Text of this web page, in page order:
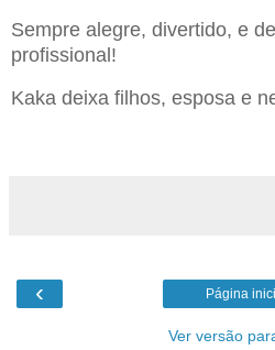
Sempre alegre, divertido, e
profissional!
Kaka deixa filhos, esposa e
‹ Página
Ver versão